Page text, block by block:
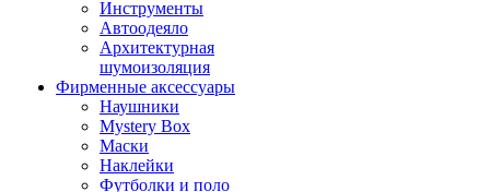
Инструменты
Автоодеяло
Архитектурная
шумоизоляция
Фирменные аксессуары
Наушники
Mystery Box
Маски
Наклейки
Футболки и поло